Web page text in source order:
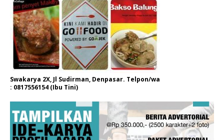
Swakarya 2X, Jl Sudirman, Denpasar. Telpon/wa
: 0817556154 (Ibu Tini)